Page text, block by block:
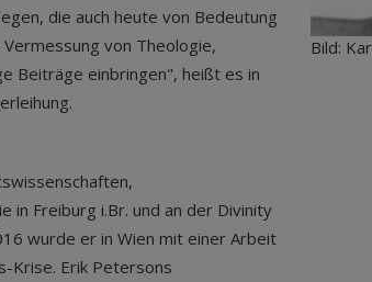
die auch heute von Bedeutung
von Theologie,
Beiträge einbringen", heißt es in
in Freiburg i.Br. und an der Divinity
wurde er in Wien mit einer Arbeit
Krise. Erik Petersons
Bild: